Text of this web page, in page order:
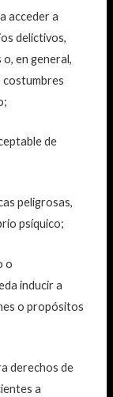
acceder a
delictivos,
en general,
costumbres
de
peligrosas,
psíquico;
o
inducir a
o propósitos
derechos de
a